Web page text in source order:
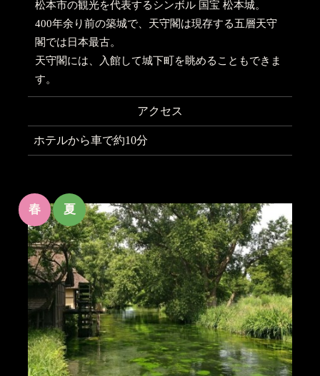
松本市の観光を代表するシンボル 国宝 松本城。
400年余り前の築城で、天守閣は現存する五層天守
閣では日本最古。
天守閣には、入館して城下町を眺めることもできま
す。
アクセス
ホテルから車で約10分
春 夏